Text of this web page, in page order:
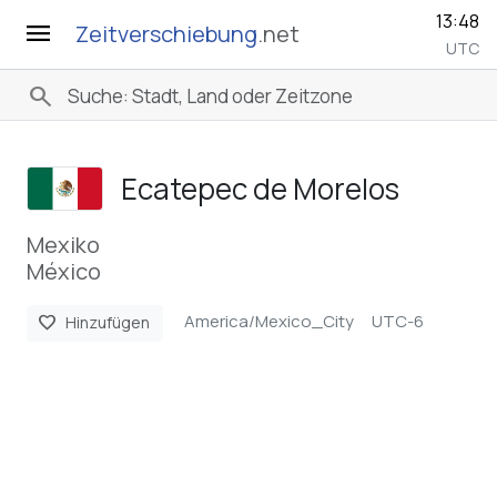
menu Zeitverschiebung.net 13:48
UTC
search
Ecatepec de Morelos
Mexiko
México
favorite Hinzufügen America/Mexico_City UTC-6